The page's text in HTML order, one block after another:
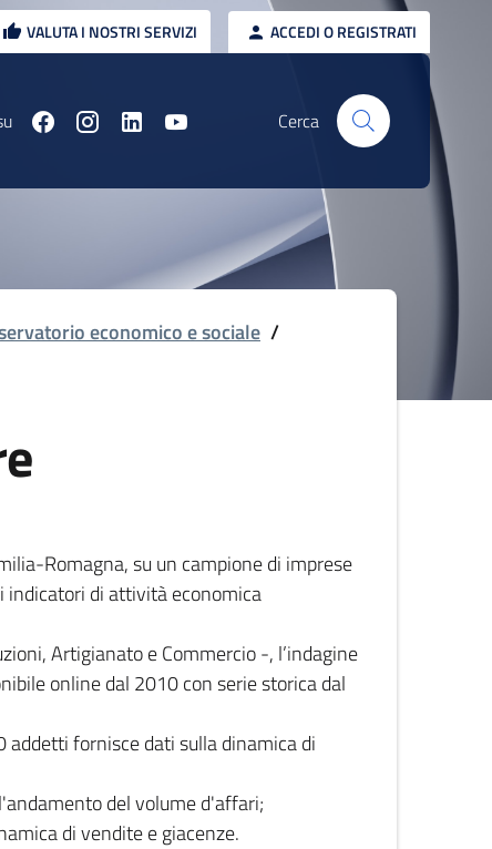
VALUTA I NOSTRI SERVIZI ACCEDI O REGISTRATI
Cerca
economico e sociale /
Romagna, su un campione di imprese
di attività economica
Artigianato e Commercio -, l’indagine
online dal 2010 con serie storica dal
fornisce dati sulla dinamica di
del volume d'affari;
di vendite e giacenze.